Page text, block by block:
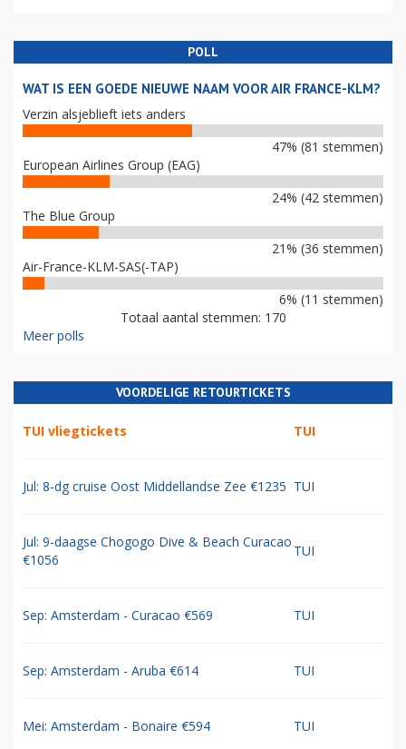
POLL
WAT IS EEN GOEDE NIEUWE NAAM VOOR AIR FRANCE-KLM?
Verzin alsjeblieft iets anders
47% (81 stemmen)
European Airlines Group (EAG)
24% (42 stemmen)
The Blue Group
21% (36 stemmen)
Air-France-KLM-SAS(-TAP)
6% (11 stemmen)
Totaal aantal stemmen: 170
Meer polls
VOORDELIGE RETOURTICKETS
TUI vliegtickets TUI
Jul: 8-dg cruise Oost Middellandse Zee €1235 TUI
Jul: 9-daagse Chogogo Dive & Beach Curacao
€1056
TUI
Sep: Amsterdam - Curacao €569 TUI
Sep: Amsterdam - Aruba €614 TUI
Mei: Amsterdam - Bonaire €594 TUI